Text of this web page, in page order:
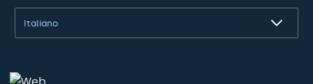
Italiano